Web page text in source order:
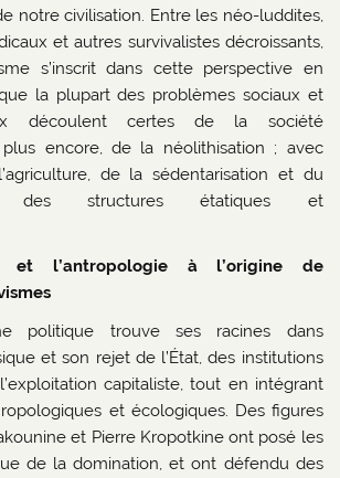
notre civilisation. Entre les néo-luddites,
et autres survivalistes décroissants,
s’inscrit dans cette perspective en
la plupart des problèmes sociaux et
découlent certes de la société
plus encore, de la néolithisation ; avec
de la sédentarisation et du
des structures étatiques et
et l’antropologie à l’origine de
politique trouve ses racines dans
et son rejet de l’État, des institutions
capitaliste, tout en intégrant
et écologiques. Des figures
et Pierre Kropotkine ont posé les
de la domination, et ont défendu des